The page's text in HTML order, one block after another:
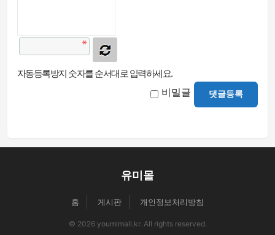
자동등록방지 숫자를 순서대로 입력하세요.
비밀글 댓글등록
유미몰
홈 게시판 개인정보처리방침
© 2026 youmimall.kr. All rights reserved.